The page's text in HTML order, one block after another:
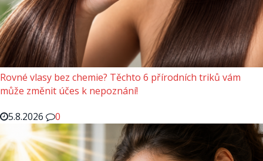
Rovné vlasy bez chemie? Těchto 6 přírodních triků vám
může změnit účes k nepoznání!
5.8.2026
0